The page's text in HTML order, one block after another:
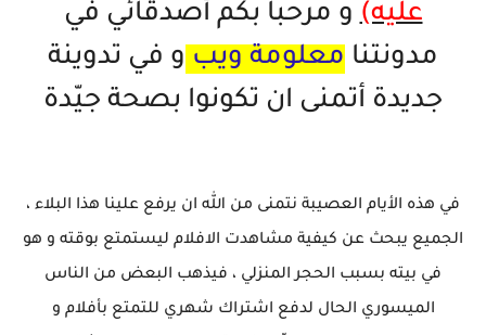
عليه)و مرحبا بكم أصدقائي في
مدونتنا معلومة ويب و في تدوينة
جديدة أتمنى ان تكونوا بصحة جيّدة
في هذه الأيام العصيبة نتمنى من الله ان يرفع علينا هذا البلاء ،
الجميع يبحث عن كيفية مشاهدت الافلام ليستمتع بوقته و هو
في بيته بسبب الحجر المنزلي ، فيذهب البعض من الناس
الميسوري الحال لدفع اشتراك شهري للتمتع بأفلام و